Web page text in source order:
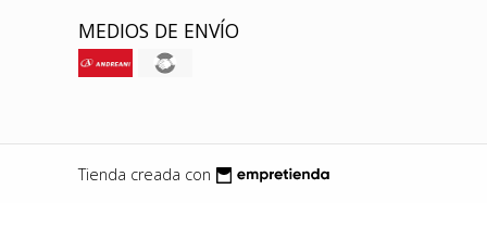
MEDIOS DE ENVÍO
Tienda creada con